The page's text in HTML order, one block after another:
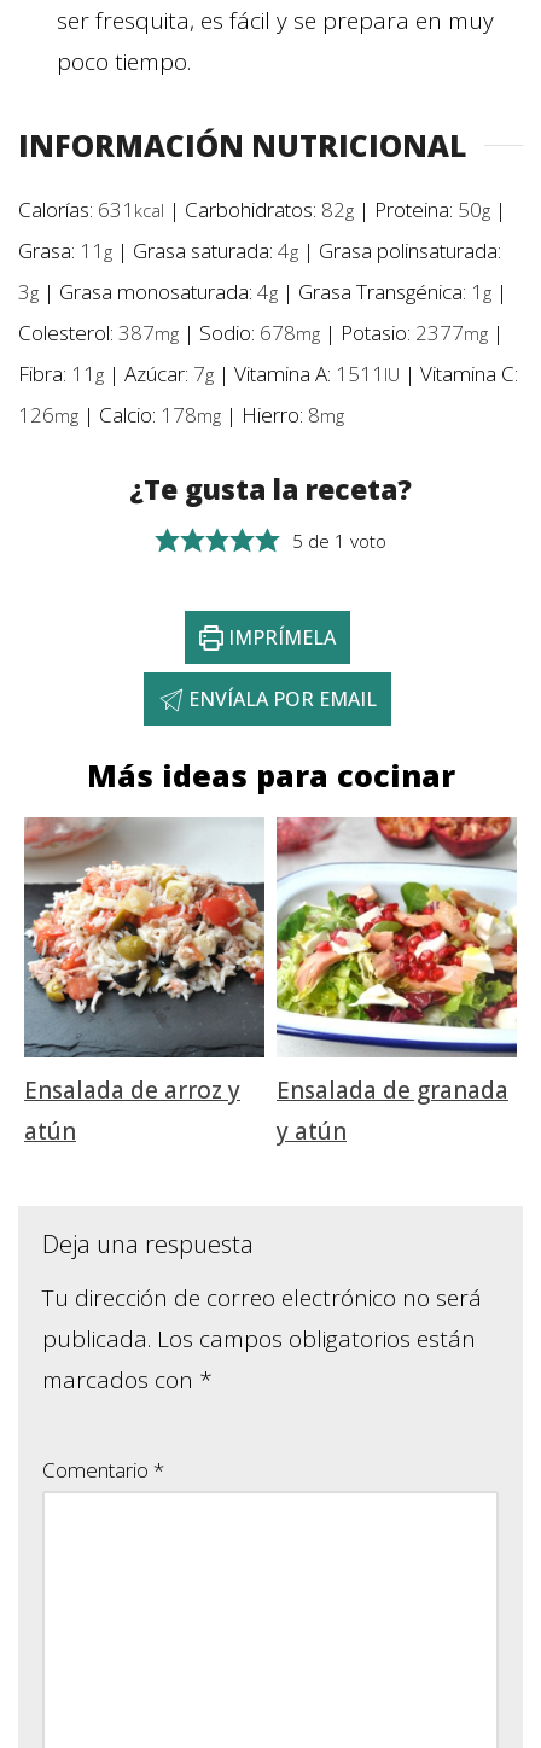
ser fresquita, es fácil y se prepara en muy
poco tiempo.
INFORMACIÓN NUTRICIONAL
Calorías: 631 kcal | Carbohidratos: 82g | Proteina: 50g |
Grasa: 11 g | Grasa saturada: 4g | Grasa polinsaturada:
3g | Grasa monosaturada: 4g | Grasa Transgénica: 1 g |
Colesterol: 387mg | Sodio: 678mg | Potasio: 2377mg |
Fibra: 11 g | Azúcar: 7g | Vitamina A: 1511 IU | Vitamina C:
126mg | Calcio: 178mg | Hierro: 8mg
¿Te gusta la receta?
5 de 1 voto
IMPRÍMELA
ENVÍALA POR EMAIL
Más ideas para cocinar
Ensalada de arroz y
atún
Ensalada de granada
y atún
Deja una respuesta
Tu dirección de correo electrónico no será
publicada. Los campos obligatorios están
marcados con *
Comentario *